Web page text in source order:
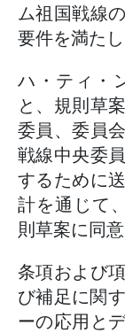
ム祖国戦線
要件を満たし
ハ・ティ・
と、規則草
委員、委員
戦線中央委
するために
計を通じて
則草案に同
条項および
び補足に関
ーの応用と